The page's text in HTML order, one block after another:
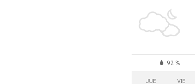
92 %
JUE VIE